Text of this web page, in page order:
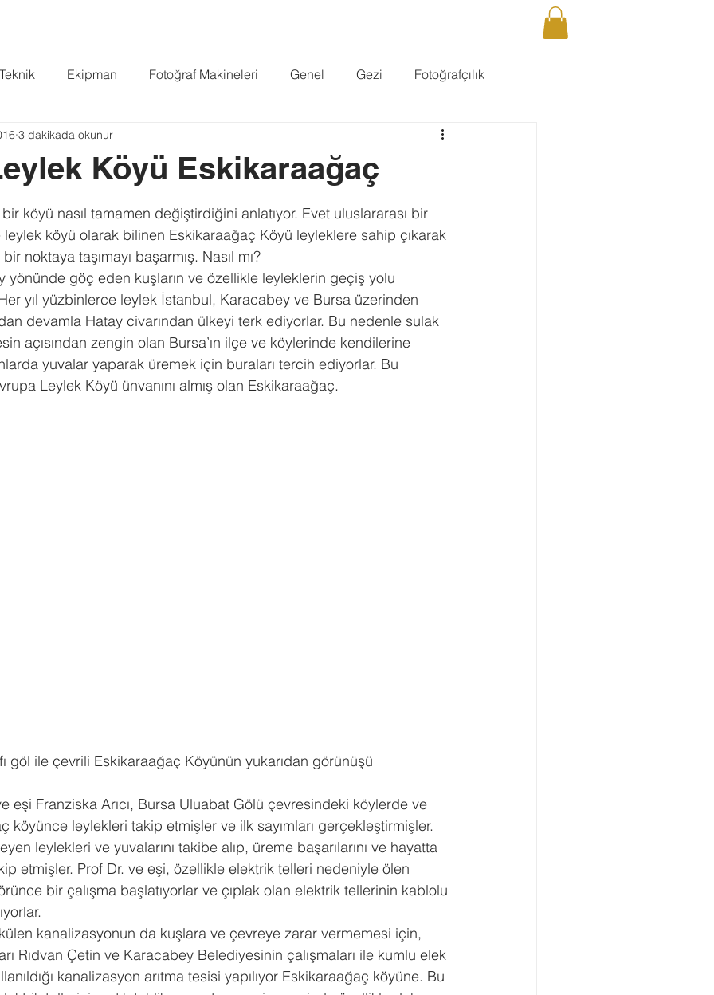
Ekipman Fotoğraf Makineleri Genel Gezi Fotoğrafçılık
Standard
Köyü Eskikaraağaç
3 dakikada okunur
köyü nasıl tamamen değiştirdiğini anlatıyor. Evet uluslararası bir
köyü olarak bilinen Eskikaraağaç Köyü leyleklere sahip çıkarak
noktaya taşımayı başarmış. Nasıl mı?
yönünde göç eden kuşların ve özellikle leyleklerin geçiş yolu
yıl yüzbinlerce leylek İstanbul, Karacabey ve Bursa üzerinden
devamla Hatay civarından ülkeyi terk ediyorlar. Bu nedenle sulak
açısından zengin olan Bursa’ın ilçe ve köylerinde kendilerine
yuvalar yaparak üremek için buraları tercih ediyorlar. Bu
Leylek Köyü ünvanını almış olan Eskikaraağaç.
göl ile çevrili Eskikaraağaç Köyünün yukarıdan görünüşü
eşi Franziska Arıcı, Bursa Uluabat Gölü çevresindeki köylerde ve
köyünce leylekleri takip etmişler ve ilk sayımları gerçekleştirmişler.
leylekleri ve yuvalarını takibe alıp, üreme başarılarını ve hayatta
etmişler. Prof Dr. ve eşi, özellikle elektrik telleri nedeniyle ölen
bir çalışma başlatıyorlar ve çıplak olan elektrik tellerinin kablolu
kanalizasyonun da kuşlara ve çevreye zarar vermemesi için,
Rıdvan Çetin ve Karacabey Belediyesinin çalışmaları ile kumlu elek
kanalizasyon arıtma tesisi yapılıyor Eskikaraağaç köyüne. Bu